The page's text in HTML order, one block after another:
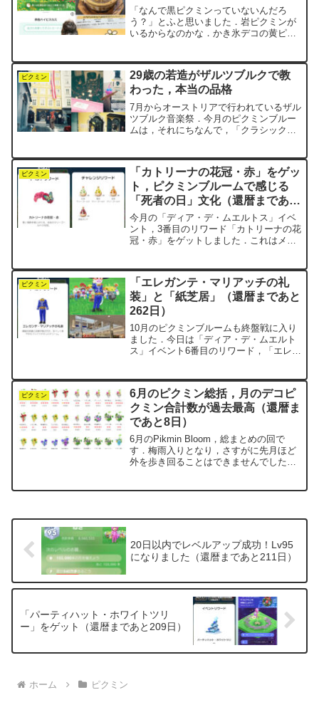
「なんで黒ピクミンっていないんだろ
う？」とふと思いました．岩ピクミンが
いるからなのかな．かき氷デコの黄ピク
をまとってます．最初はメロンかなと思
ったけど，白玉がのってるか...
ピクミン
29歳の若造がザルツブルクで教
わった，本当の品格
7月からオーストリアで行われているザル
ツブルク音楽祭．今月のピクミンブルー
ムは，それにちなんで，「クラシック音
訪れたことがあります．「塩の砦」とい
うその名前の通り，...
ピクミン
「カトリーナの花冠・赤」をゲッ
ト，ピクミンブルームで感じる
「死者の日」文化（還暦まであと
274日）
今月の「ディア・デ・ムエルトス」イベ
ント，3番目のリワード「カトリーナの花
冠・赤」をゲットしました．これはメキ
リーナ が身につける豪華な花の飾りで
す．カ...
ピクミン
「エレガンテ・マリアッチの礼
装」と「紙芝居」（還暦まであと
262日）
10月のピクミンブルームも終盤戦に入り
ました．今日は「ディア・デ・ムエルト
ス」イベント6番目のリワード，「エレガ
うときはじぴおに相談です．
elegante（エレガンテ）...
ピクミン
6月のピクミン総括，月のデコピ
クミン合計数が過去最高（還暦ま
であと8日）
6月のPikmin Bloom，総まとめの回で
す．梅雨入りとなり，さすがに先月ほど
外を歩き回ることはできませんでした．
20日以内でレベルアップ成功！Lv95
になりました（還暦まであと211日）
「パーティハット・ホワイトツリ
ー」をゲット（還暦まであと209日）
ホーム ピクミン